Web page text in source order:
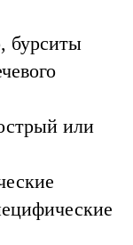
бурситы
или